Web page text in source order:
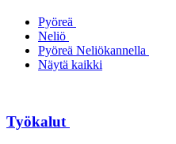
Pyöreä
Neliö
Pyöreä Neliökannella
Näytä kaikki
Työkalut